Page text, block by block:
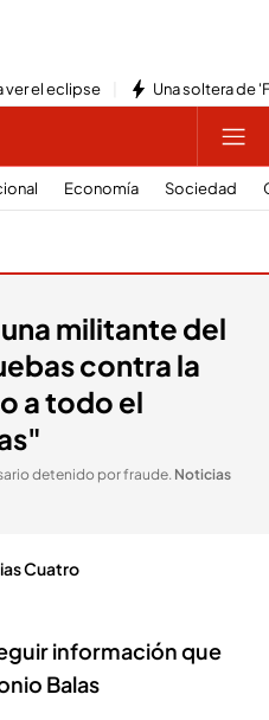
ver el eclipse Una soltera de
Economía Sociedad
militante del
contra la
a todo el
detenido por fraude. Noticias
Cuatro
información que
Balas